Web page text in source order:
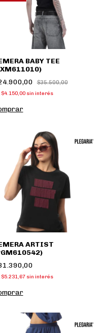
BABY TEE
$35.500,00
$4.150,00 sin interés
ARTIST
$5.231,67 sin interés